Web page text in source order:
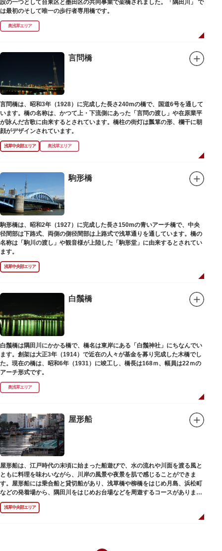
設の一つとして台東区と墨田区の共同事業で架橋されました。「隅田川」 で
は最初のそして唯一の歩行者専用橋です。
奥浅草エリア
言問橋
言問橋は、昭和3年（1928）に完成した長さ240mの橋で、国道6号を通して
います。橋の名称は、かつて上・下流側にあった「言問の渡し」や在原業平
が詠んだ古歌に由来するとされています。橋柱の街灯は瓢箪の形、欄干に朝
顔がデザインされています。
浅草中央部エリア 奥浅草エリア
駒形橋
駒形橋は、昭和2年（1927）に完成した長さ150mの青いアーチ橋で、中央
径間部は下路式、両側の側径間部は上路式で浅草通りを通しています。橋の
名称は「駒川の渡し」や観音様が上陸した「駒形堂」に由来するとされてい
ます。
浅草中央部エリア
白鬚橋
白鬚橋は隅田川にかかる橋で、橋名は東岸にある「白鬚神社」にちなんでい
ます。創架は大正3年（1914）で近在の人々が基金を募り完成した木橋でし
た。現在の橋は、昭和6年（1931）に竣工し、橋長は168ｍ、幅員は22ｍの
アーチ形式です。
奥浅草エリア
屋形船
屋形船は、江戸時代の末頃に始まった船遊びで、水の流れや川面を渡る風と
ともに料理を味わいながら、川岸の風景や夜景を肌で感じることができま
す。屋形船には乗合船と貸切船があり、浅草橋や柳橋をはじめ月島、浜松町
などの発着場から、隅田川をはじめお台場などを周遊するコースがありま
す。
浅草中央部エリア